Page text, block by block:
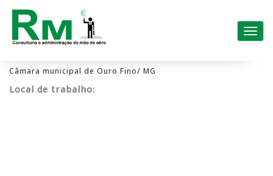
Pular
para
conteúdo
Câmara municipal de Ouro Fino/ MG
Local de trabalho: